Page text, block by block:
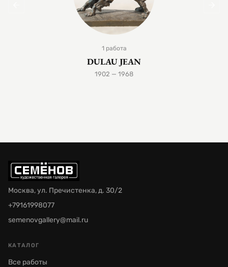
1 работа
DULAU JEAN
1902 — 1968
Москва, ул. Пречистенка, д. 30/2
+79161998077
semenovgallery@mail.ru
КАТАЛОГ
Все работы